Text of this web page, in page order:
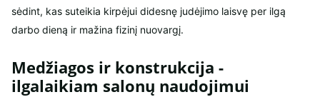
sėdint, kas suteikia kirpėjui didesnę judėjimo laisvę per ilgą
darbo dieną ir mažina fizinį nuovargį.
Medžiagos ir konstrukcija -
ilgalaikiam salonų naudojimui